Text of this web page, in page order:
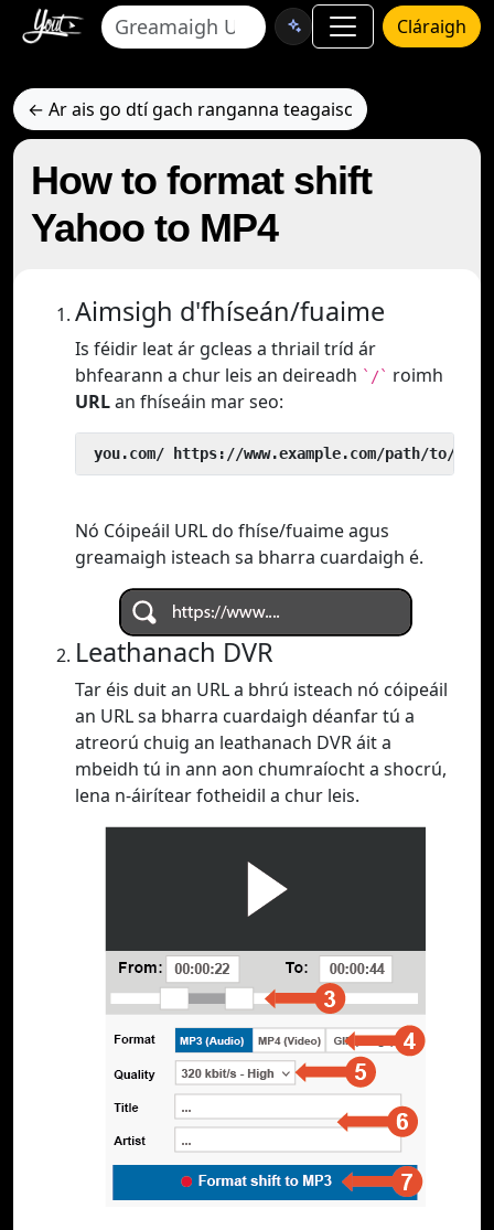
Cláraigh
← Ar ais go dtí gach ranganna teagaisc
How to format shift
Yahoo to MP4
Aimsigh d'fhíseán/fuaime
Is féidir leat ár gcleas a thriail tríd ár
bhfearann a chur leis an deireadh `/` roimh
URLan fhíseáin mar seo:
you.com/ https://www.example.com/path/to/
Nó Cóipeáil URL do fhíse/fuaime agus
greamaigh isteach sa bharra cuardaigh é.
Leathanach DVR
Tar éis duit an URL a bhrú isteach nó cóipeáil
an URL sa bharra cuardaigh déanfar tú a
atreorú chuig an leathanach DVR áit a
mbeidh tú in ann aon chumraíocht a shocrú,
lena n-áirítear fotheidil a chur leis.